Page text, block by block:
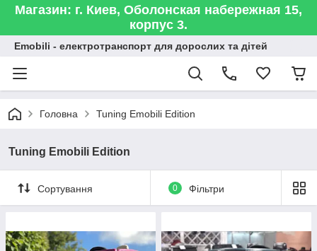
Магазин: г. Киев, Оболонская набережная 15,
корпус 3.
Emobili - електротранспорт для дорослих та дітей
Головна Tuning Emobili Edition
Tuning Emobili Edition
Сортування 0 Фільтри